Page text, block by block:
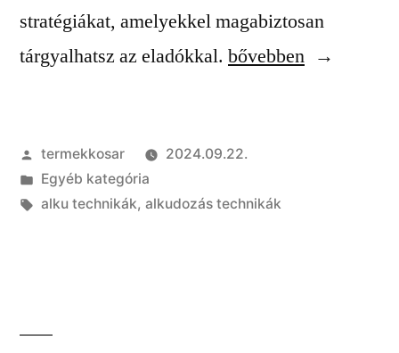
stratégiákat, amelyekkel magabiztosan
tárgyalhatsz az eladókkal. „Hatékony
–
hogyan
bővebben
Szerző:
termekkosar
2024.09.22.
Kategória:
Egyéb kategória
Címke:
alku technikák, alkudozás technikák